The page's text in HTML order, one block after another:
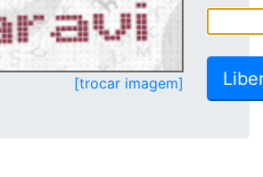
[trocar imagem]